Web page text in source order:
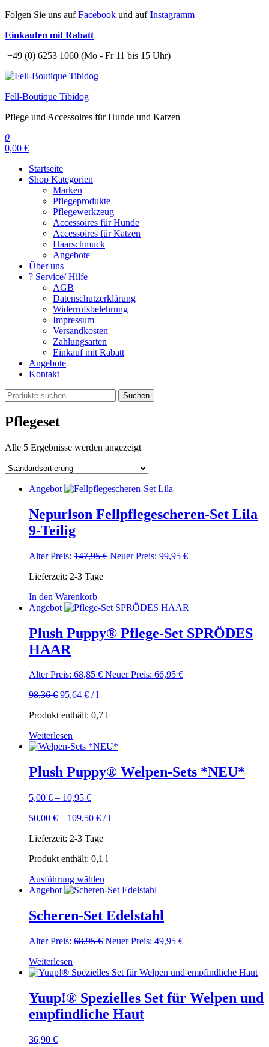
Zum
springen
Folgen Sie uns aufFacebook und aufInstagramm
Einkaufen mit Rabatt
+49 (0) 6253 1060 (Mo - Fr 11 bis 15 Uhr)
Fell-Boutique Tibidog
Pflege und Accessoires für Hunde und Katzen
0
0,00 €
Startseite
Shop Kategorien
Marken
Pflegeprodukte
Pflegewerkzeug
Accessoires für Hunde
Accessoires für Katzen
Haarschmuck
Angebote
Über uns
? Service/ Hilfe
AGB
Datenschutzerklärung
Widerrufsbelehrung
Impressum
Versandkosten
Zahlungsarten
Einkauf mit Rabatt
Angebote
Kontakt
Suchen
nach:
Suchen
Pflegeset
Alle 5 Ergebnisse werden angezeigt
Angebot
Nepurlson Fellpflegescheren-Set Lila
9-Teilig
Alter Preis: 147,95€ Ursprünglicher
Neuer Preis: 99,95 €Aktueller
Lieferzeit: 2-3 Tage
In den Warenkorb
Angebot
Plush Puppy® Pflege-Set SPRÖDES
HAAR
Alter Preis: 68,85€ Ursprünglicher
Neuer Preis: 66,95 €Aktueller
98,36€ 95,64 € /l
Produkt enthält: 0,7 l
Weiterlesen
Plush Puppy® Welpen-Sets *NEU*
5,00 € – 10,95 €
50,00 € – 109,50 € /l
Lieferzeit: 2-3 Tage
Produkt enthält: 0,1 l
Ausführung wählen
Produkt
mehrere
Varianten
Die
auf
Produktseite
gewählt
werden
Angebot
Scheren-Set Edelstahl
Alter Preis: 68,95€ Ursprünglicher
68,95 €
Neuer Preis: 49,95 €Aktueller
49,95 €.
Weiterlesen
Yuup!® Spezielles Set für Welpen und
empfindliche Haut
36,90 €